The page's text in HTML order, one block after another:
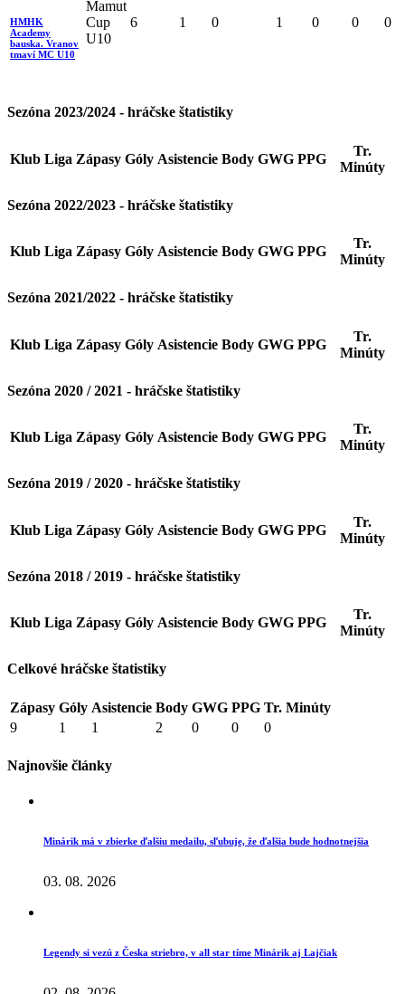
HMHK
Academy
bauska. Vranov
tmaví MC U10
Mamut
Cup
U10
6 1 0 1 0 0 0
Sezóna 2023/2024 - hráčske štatistiky
Klub Liga Zápasy Góly Asistencie Body GWG PPG
Tr.
Minúty
Sezóna 2022/2023 - hráčske štatistiky
Klub Liga Zápasy Góly Asistencie Body GWG PPG
Tr.
Minúty
Sezóna 2021/2022 - hráčske štatistiky
Klub Liga Zápasy Góly Asistencie Body GWG PPG
Tr.
Minúty
Sezóna 2020 / 2021 - hráčske štatistiky
Klub Liga Zápasy Góly Asistencie Body GWG PPG
Tr.
Minúty
Sezóna 2019 / 2020 - hráčske štatistiky
Klub Liga Zápasy Góly Asistencie Body GWG PPG
Tr.
Minúty
Sezóna 2018 / 2019 - hráčske štatistiky
Klub Liga Zápasy Góly Asistencie Body GWG PPG
Tr.
Minúty
Celkové hráčske štatistiky
Zápasy Góly Asistencie Body GWG PPG Tr. Minúty
9
1 1 2 0 0 0
Najnovšie články
Minárik má v zbierke ďalšiu medailu, sľubuje, že ďalšia bude hodnotnejšia
03. 08. 2026
Legendy si vezú z Česka striebro, v all star tíme Minárik aj Lajčiak